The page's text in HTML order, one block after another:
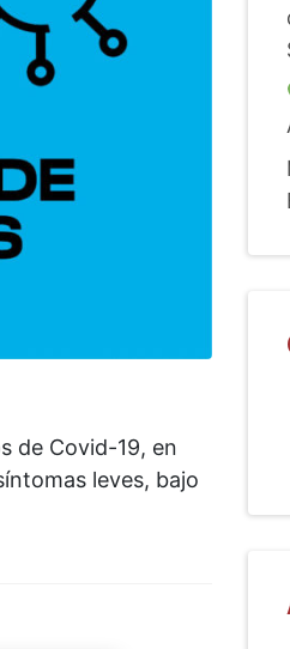
de Covid-19, en
leves, bajo